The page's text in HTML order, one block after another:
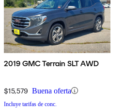
2019 GMC Terrain SLT AWD
$15,579 Buena oferta
Incluye tarifas de conc.